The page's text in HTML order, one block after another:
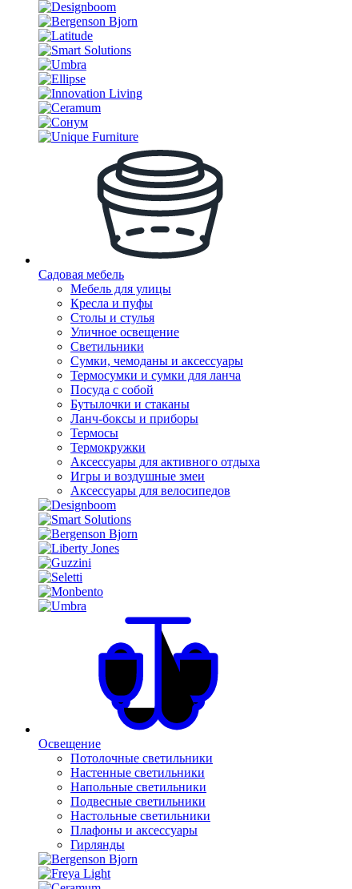
Садовая мебель
Мебель для улицы
Кресла и пуфы
Столы и стулья
Уличное освещение
Светильники
Сумки, чемоданы и аксессуары
Термосумки и сумки для ланча
Посуда с собой
Бутылочки и стаканы
Ланч-боксы и приборы
Термосы
Термокружки
Аксессуары для активного отдыха
Игры и воздушные змеи
Аксессуары для велосипедов
Освещение
Потолочные светильники
Настенные светильники
Напольные светильники
Подвесные светильники
Настольные светильники
Плафоны и аксессуары
Гирлянды